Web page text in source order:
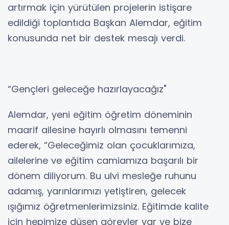
artırmak için yürütülen projelerin istişare
edildiği toplantıda Başkan Alemdar, eğitim
konusunda net bir destek mesajı verdi.
“Gençleri geleceğe hazırlayacağız"
Alemdar, yeni eğitim öğretim döneminin
maarif ailesine hayırlı olmasını temenni
ederek, “Geleceğimiz olan çocuklarımıza,
ailelerine ve eğitim camiamıza başarılı bir
dönem diliyorum. Bu ulvi mesleğe ruhunu
adamış, yarınlarımızı yetiştiren, gelecek
ışığımız öğretmenlerimizsiniz. Eğitimde kalite
için hepimize düşen görevler var ve bize